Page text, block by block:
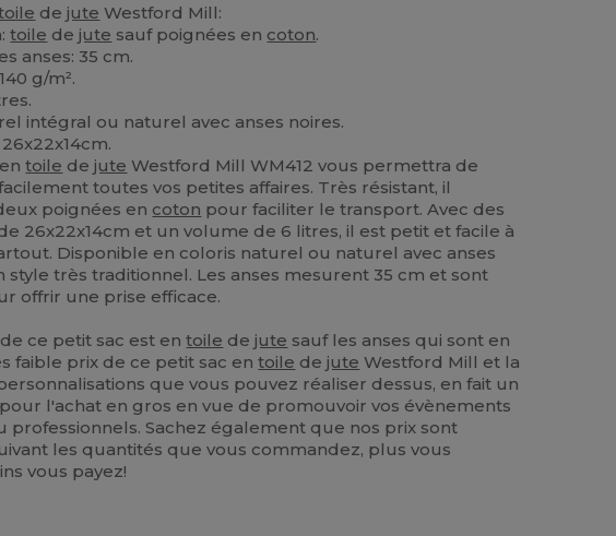
dejute Westford Mill:
toile dejute sauf poignées en coton.
anses: 35 cm.
g/m².
intégral ou naturel avec anses noires.
entoile dejute Westford Mill WM412 vous permettra de
toutes vos petites affaires. Très résistant, il
poignées en coton pour faciliter le transport. Avec des
26x22x14cm et un volume de 6 litres, il est petit et facile à
Disponible en coloris naturel ou naturel avec anses
style très traditionnel. Les anses mesurent 35 cm et sont
offrir une prise efficace.
ce petit sac est entoile dejute sauf les anses qui sont en
faible prix de ce petit sac entoile dejute Westford Mill et la
que vous pouvez réaliser dessus, en fait un
l'achat en gros en vue de promouvoir vos évènements
professionnels. Sachez également que nos prix sont
les quantités que vous commandez, plus vous
vous payez!